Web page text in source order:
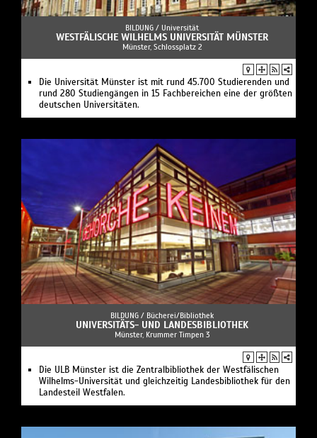
BILDUNG / Universität
WESTFÄLISCHE WILHELMS UNIVERSITÄT MÜNSTER
Münster, Schlossplatz 2
Die Universität Münster ist mit rund 45.700 Studierenden und
rund 280 Studiengängen in 15 Fachbereichen eine der größten
deutschen Universitäten.
BILDUNG / Bücherei/Bibliothek
UNIVERSITÄTS- UND LANDESBIBLIOTHEK
Münster, Krummer Timpen 3
Die ULB Münster ist die Zentralbibliothek der Westfälischen
Wilhelms-Universität und gleichzeitig Landesbibliothek für den
Landesteil Westfalen.